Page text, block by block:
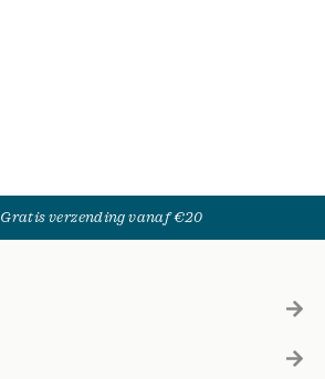
Gratis verzending vanaf €20